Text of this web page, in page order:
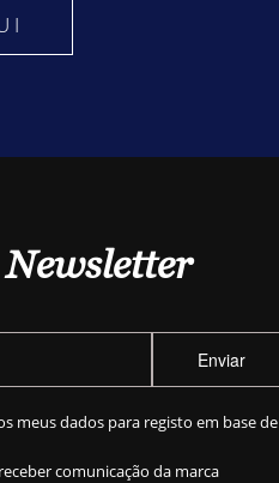
Newsletter
Enviar
meus dados para registo em base de
comunicação da marca